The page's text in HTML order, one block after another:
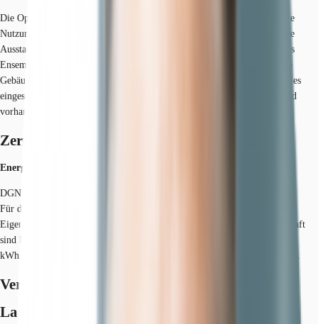
Die Optionen aus Altbau, Neubau und Halle bietet in Heerdt eine flexible
Nutzung von modernen und lichtdurchfluteten Büroflächen. Hochwertige
Ausstattung, sowie individuelle Gestaltung des Raumlayouts zeichnen das
Ensemble auf der Heerdter Landstraße 243 aus. Das Foyer verbindet alle
Gebäudeteile miteinander und kann als zentraler Treffpunkt des Ensembles
eingesetzt werden. Eine ebenerdige Anlieferung incl. eigener Zufahrt sind
vorhanden.
Zertifizierungen
Energieausweis
DGNB: Bronze
Für diese Liegenschaft liegt ein Verbrauchsausweis vom 19.01.2022 vom
Eigentümer/Vermieter vor. Die wesentlichen Energieträger der Liegenschaft
sind Erdgas leicht, Strom. Der Endenergieverbrauch Strom beträgt 84.80
kWh/(m²*a). Der Endenergieverbrauch Wärme beträgt 39.70 kWh/(m²*a).
Verfügbare Fläche
Lage und Verkehrsanbindung